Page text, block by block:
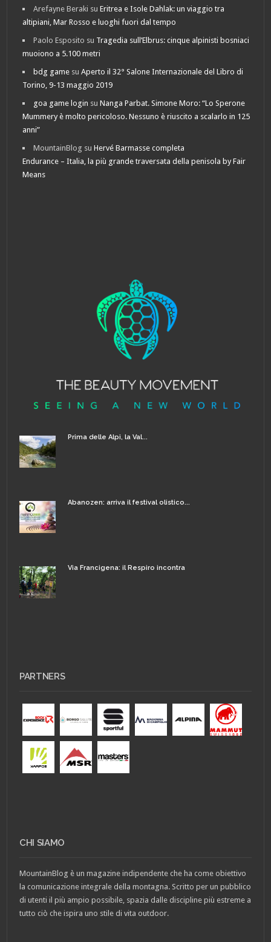
Arefayne Beraki suEritrea e Isole Dahlak: un viaggio tra
altipiani, Mar Rosso e luoghi fuori dal tempo
Paolo Esposito su Tragedia sull’Elbrus: cinque alpinisti bosniaci
muoiono a 5.100 metri
bdg game suAperto il 32° Salone Internazionale del Libro di
Torino, 9-13 maggio 2019
goa game login suNanga Parbat. Simone Moro: “Lo Sperone
Mummery è molto pericoloso. Nessuno è riuscito a scalarlo in 125
anni”
MountainBlog suHervé Barmasse completa
Endurance – Italia, la più grande traversata della penisola by Fair
Means
Prima delle Alpi, la Val...
Abanozen: arriva il festival olistico...
Via Francigena: il Respiro incontra
PARTNERS
CHI SIAMO
MountainBlog è un magazine indipendente che ha come obiettivo
la comunicazione integrale della montagna. Scritto per un pubblico
di utenti il più ampio possibile, spazia dalle discipline più estreme a
tutto ciò che ispira uno stile di vita outdoor.